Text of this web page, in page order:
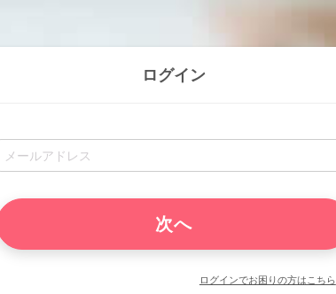
ログイン
ログインでお困りの方はこちら